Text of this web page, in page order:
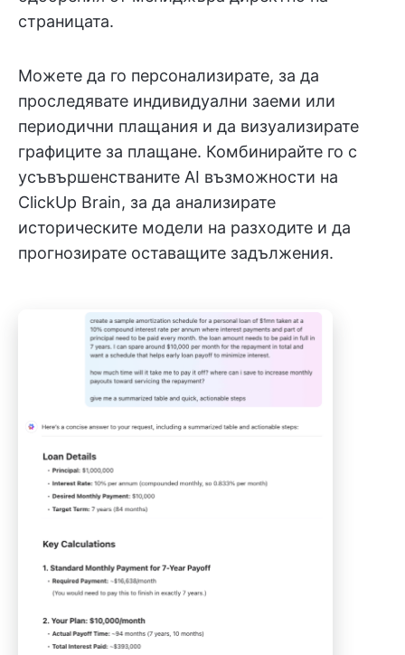
страницата.
Можете да го персонализирате, за да
проследявате индивидуални заеми или
периодични плащания и да визуализирате
графиците за плащане. Комбинирайте го с
усъвършенстваните AI възможности на
ClickUp Brain, за да анализирате
историческите модели на разходите и да
прогнозирате оставащите задължения.